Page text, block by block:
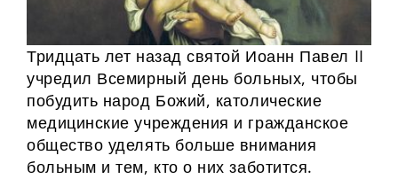
Тридцать лет назад святой Иоанн Павел II
учредил Всемирный день больных, чтобы
побудить народ Божий, католические
медицинские учреждения и гражданское
общество уделять больше внимания
больным и тем, кто о них заботится.